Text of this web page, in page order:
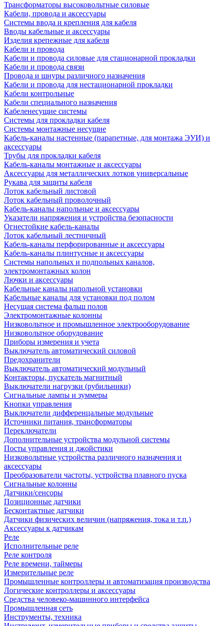
Трансформаторы высоковольтные силовые
Кабели, провода и аксессуары
Системы ввода и крепления для кабеля
Вводы кабельные и аксессуары
Изделия крепежные для кабеля
Кабели и провода
Кабели и провода силовые для стационарной прокладки
Кабели и провода связи
Провода и шнуры различного назначения
Кабели и провода для нестационарной прокладки
Кабели контрольные
Кабели специального назначения
Кабеленесущие системы
Системы для прокладки кабеля
Системы монтажные несущие
Кабель-каналы настенные (парапетные, для монтажа ЭУИ) и
аксессуары
Трубы для прокладки кабеля
Кабель-каналы монтажные и аксессуары
Аксессуары для металлических лотков универсальные
Рукава для защиты кабеля
Лоток кабельный листовой
Лоток кабельный проволочный
Кабель-каналы напольные и аксессуары
Указатели напряжения и устройства безопасности
Огнестойкие кабель-каналы
Лоток кабельный лестничный
Кабель-каналы перфорированные и аксессуары
Кабель-каналы плинтусные и аксессуары
Системы напольных и подпольных каналов,
электромонтажных колон
Лючки и аксессуары
Кабельные каналы напольной установки
Кабельные каналы для установки под полом
Несущая система фальш полов
Электромонтажные колонны
Низковольтное и промышленное электрооборудование
Низковольтное оборудование
Приборы измерения и учета
Выключатель автоматический силовой
Предохранители
Выключатель автоматический модульный
Контакторы, пускатель магнитный
Выключатели нагрузки (рубильники)
Сигнальные лампы и зуммеры
Кнопки управления
Выключатели дифференцальные модульные
Источники питания, трансформаторы
Переключатели
Дополнительные устройства модульной системы
Посты управления и джойстики
Низковольтные устройства различного назначения и
аксессуары
Преобразователи частоты, устройства плавного пуска
Сигнальные колонны
Датчики/сенсоры
Позиционные датчики
Бесконтактные датчики
Датчики физических величин (напряжения, тока и т.п.)
Аксессуары к датчикам
Реле
Исполнительные реле
Реле контроля
Реле времени, таймеры
Измерительные реле
Промышленные контроллеры и автоматизация производства
Логические контроллеры и аксессуары
Средства человеко-машинного интерфейса
Промышленная сеть
Инструменты, техника